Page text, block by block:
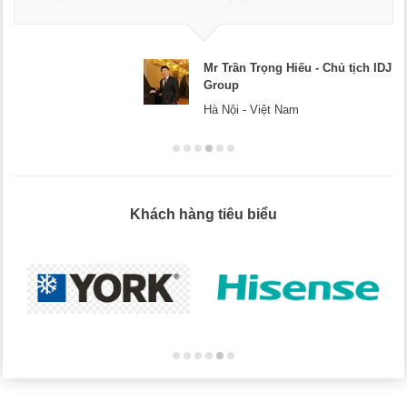
Mr Trần Trọng Hiếu - Chủ tịch IDJ
Group
Hà Nội - Việt Nam
Khách hàng tiêu biểu